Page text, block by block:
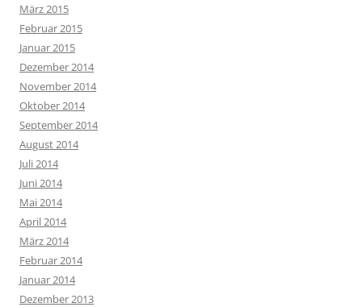
März 2015
Februar 2015
Januar 2015
Dezember 2014
November 2014
Oktober 2014
September 2014
August 2014
Juli 2014
Juni 2014
Mai 2014
April 2014
März 2014
Februar 2014
Januar 2014
Dezember 2013